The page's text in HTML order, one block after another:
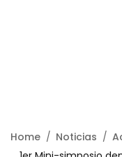
Home Noticias